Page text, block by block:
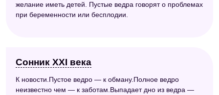
желание иметь детей. Пустые ведра говорят о проблемах
при беременности или бесплодии.
Сонник XXI века
К новости.Пустое ведро — к обману.Полное ведро
неизвестно чем — к заботам.Выпадает дно из ведра —